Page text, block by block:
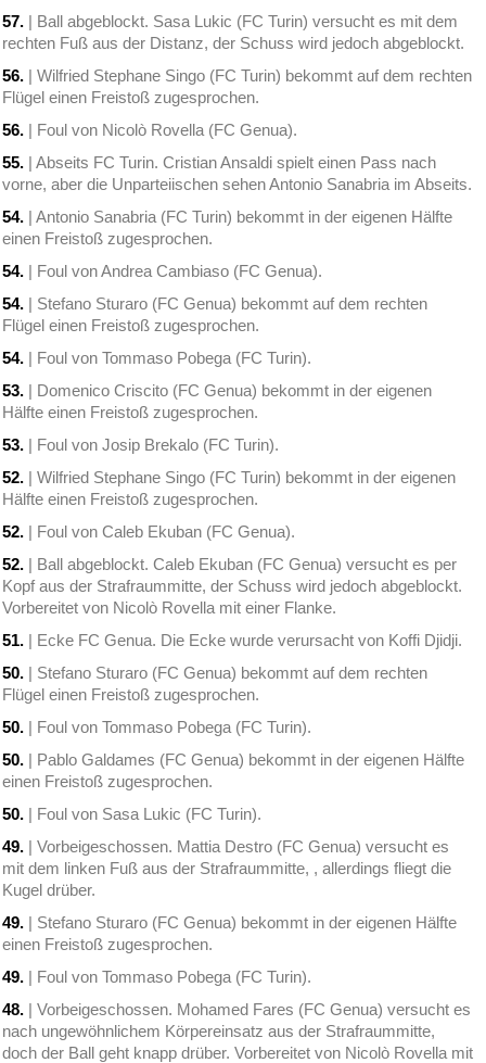
57. | Ball abgeblockt. Sasa Lukic (FC Turin) versucht es mit dem
rechten Fuß aus der Distanz, der Schuss wird jedoch abgeblockt.
56. | Wilfried Stephane Singo (FC Turin) bekommt auf dem rechten
Flügel einen Freistoß zugesprochen.
56. | Foul von Nicolò Rovella (FC Genua).
55. | Abseits FC Turin. Cristian Ansaldi spielt einen Pass nach
vorne, aber die Unparteiischen sehen Antonio Sanabria im Abseits.
54. | Antonio Sanabria (FC Turin) bekommt in der eigenen Hälfte
einen Freistoß zugesprochen.
54. | Foul von Andrea Cambiaso (FC Genua).
54. | Stefano Sturaro (FC Genua) bekommt auf dem rechten
Flügel einen Freistoß zugesprochen.
54. | Foul von Tommaso Pobega (FC Turin).
53. | Domenico Criscito (FC Genua) bekommt in der eigenen
Hälfte einen Freistoß zugesprochen.
53. | Foul von Josip Brekalo (FC Turin).
52. | Wilfried Stephane Singo (FC Turin) bekommt in der eigenen
Hälfte einen Freistoß zugesprochen.
52. | Foul von Caleb Ekuban (FC Genua).
52. | Ball abgeblockt. Caleb Ekuban (FC Genua) versucht es per
Kopf aus der Strafraummitte, der Schuss wird jedoch abgeblockt.
Vorbereitet von Nicolò Rovella mit einer Flanke.
51. | Ecke FC Genua. Die Ecke wurde verursacht von Koffi Djidji.
50. | Stefano Sturaro (FC Genua) bekommt auf dem rechten
Flügel einen Freistoß zugesprochen.
50. | Foul von Tommaso Pobega (FC Turin).
50. | Pablo Galdames (FC Genua) bekommt in der eigenen Hälfte
einen Freistoß zugesprochen.
50. | Foul von Sasa Lukic (FC Turin).
49. | Vorbeigeschossen. Mattia Destro (FC Genua) versucht es
mit dem linken Fuß aus der Strafraummitte, , allerdings fliegt die
Kugel drüber.
49. | Stefano Sturaro (FC Genua) bekommt in der eigenen Hälfte
einen Freistoß zugesprochen.
49. | Foul von Tommaso Pobega (FC Turin).
48. | Vorbeigeschossen. Mohamed Fares (FC Genua) versucht es
nach ungewöhnlichem Körpereinsatz aus der Strafraummitte,
doch der Ball geht knapp drüber. Vorbereitet von Nicolò Rovella mit